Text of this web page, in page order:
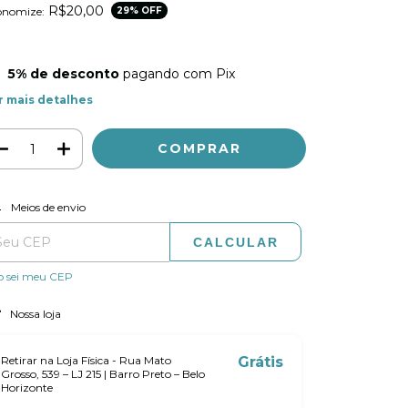
R$20,00 29% OFF
5% de descontopagando com Pix
mais detalhes
para o CEP:
Meios de envio
CALCULAR
sei meu CEP
Nossa loja
Retirar na Loja Física - Rua Mato
Grosso, 539 – LJ 215 | Barro Preto – Belo
Horizonte
Grátis